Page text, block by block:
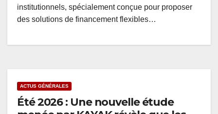
institutionnels, spécialement conçue pour proposer
des solutions de financement flexibles…
ACTUS GÉNÉRALES
Été 2026 : Une nouvelle étude